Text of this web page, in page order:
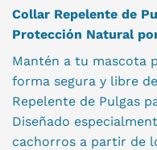
Collar Repelente de
Protección Natural
Mantén a tu mascota
forma segura y libre
Repelente de Pulgas
Diseñado
cachorros a partir de